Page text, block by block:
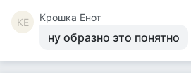
КЕ Крошка Енот
ну образно это понятно